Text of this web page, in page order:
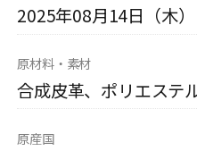
2025年08月14日（木
原材料・素材
合成皮革、ポリエステ
原産国